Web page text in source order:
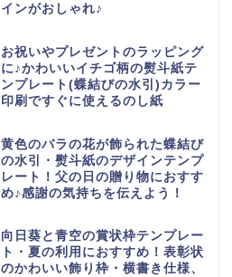
インがおしゃれ♪
お祝いやプレゼントのラッピング
に♪かわいいイチゴ柄の熨斗紙テ
ンプレート(蝶結びの水引)カラー
印刷ですぐに使えるのし紙
黄色のバラの花が飾られた蝶結び
の水引・熨斗紙のデザインテンプ
レート！父の日の贈り物におすす
め♪感謝の気持ちを伝えよう！
向日葵と青空の賞状枠テンプレー
ト・夏の利用におすすめ！表彰状
のかわいい飾り枠・横書き仕様、